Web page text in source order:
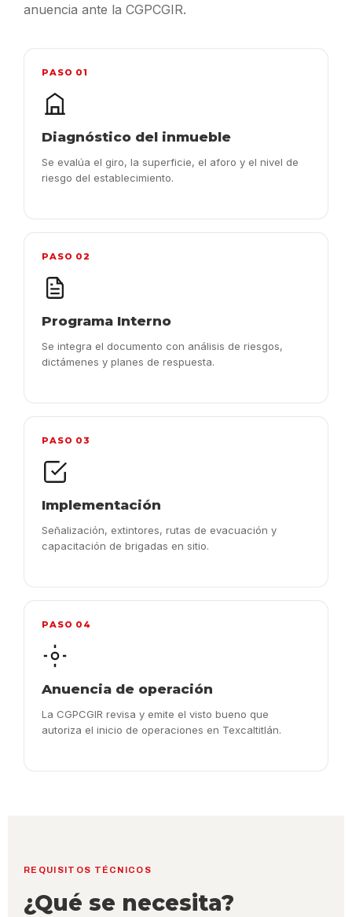
anuencia ante la CGPCGIR.
PASO 01
Diagnóstico del inmueble
Se evalúa el giro, la superficie, el aforo y el nivel de
riesgo del establecimiento.
PASO 02
Programa Interno
Se integra el documento con análisis de riesgos,
dictámenes y planes de respuesta.
PASO 03
Implementación
Señalización, extintores, rutas de evacuación y
capacitación de brigadas en sitio.
PASO 04
Anuencia de operación
La CGPCGIR revisa y emite el visto bueno que
autoriza el inicio de operaciones en Texcaltitlán.
REQUISITOS TÉCNICOS
¿Qué se necesita?